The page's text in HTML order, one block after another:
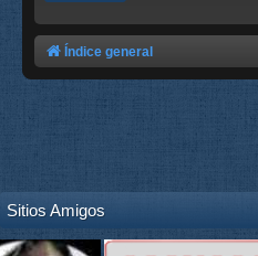
Índice general
Sitios Amigos